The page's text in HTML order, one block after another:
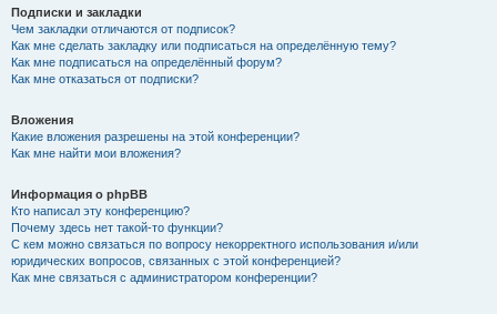
Подписки и закладки
Чем закладки отличаются от подписок?
Как мне сделать закладку или подписаться на определённую тему?
Как мне подписаться на определённый форум?
Как мне отказаться от подписки?
Вложения
Какие вложения разрешены на этой конференции?
Как мне найти мои вложения?
Информация о phpBB
Кто написал эту конференцию?
Почему здесь нет такой-то функции?
С кем можно связаться по вопросу некорректного использования и/или
юридических вопросов, связанных с этой конференцией?
Как мне связаться с администратором конференции?